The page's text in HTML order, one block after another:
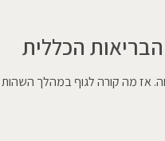
הכללית
אז מה קורה לגוף במהלך השהות